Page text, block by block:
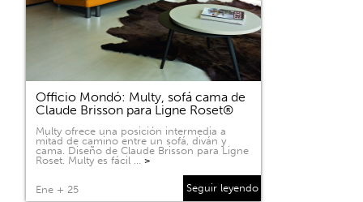
Officio Mondó: Multy, sofá cama de
Claude Brisson para Ligne Roset®
Multy ofrece una posición intermedia a
mitad de camino entre un sofá, diván y
cama. Diseño de Claude Brisson para Ligne
Roset. Multy es fácil … >
Ene + 25 Seguir leyendo